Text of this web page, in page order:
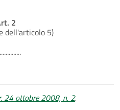
2
dell'articolo 5)
24 ottobre 2008, n. 2.